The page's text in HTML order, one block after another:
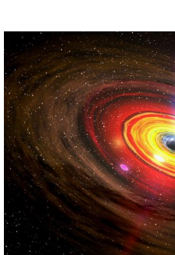
Image